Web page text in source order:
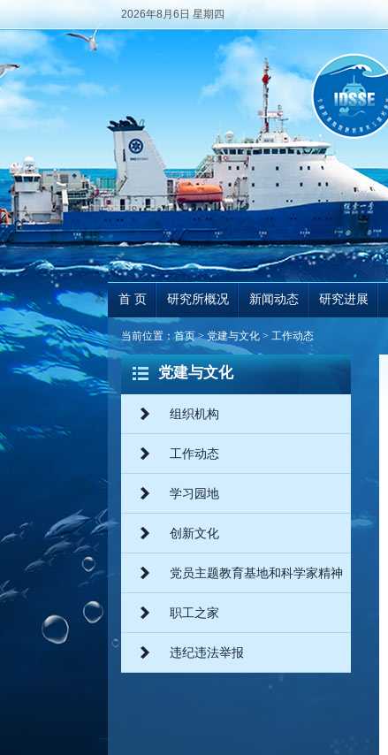
2026年8月6日 星期四
首 页 研究所概况 新闻动态 研究进展
当前位置：首页>党建与文化 > 工作动态
党建与文化
组织机构
工作动态
学习园地
创新文化
党员主题教育基地和科学家精神
教育基地
职工之家
违纪违法举报